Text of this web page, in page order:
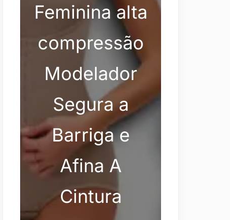
Feminina alta
compressão
Modelador
Segura a
Barriga e
Afina A
Cintura